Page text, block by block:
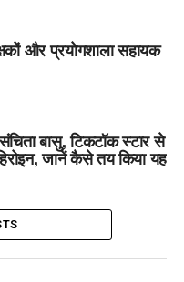
और प्रयोगशाला सहायक
बासु, टिकटॉक स्टार से
जानें कैसे तय किया यह